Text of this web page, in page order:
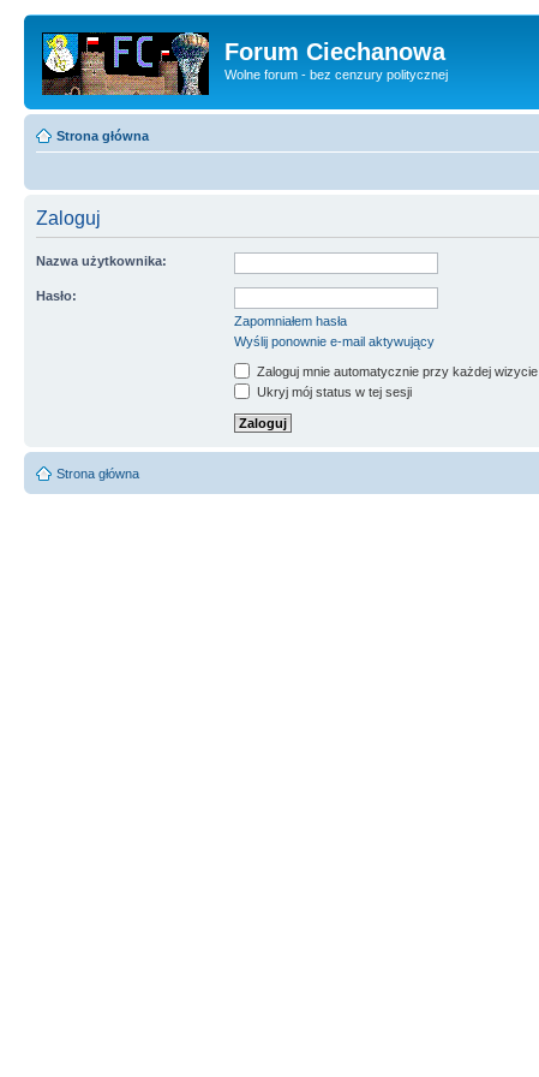
Forum Ciechanowa
Wolne forum - bez cenzury politycznej
Strona główna
Zaloguj
Nazwa użytkownika:
Hasło:
Zapomniałem hasła
Wyślij ponownie e-mail aktywujący
Zaloguj mnie automatycznie przy każdej wizycie
Ukryj mój status w tej sesji
Strona główna